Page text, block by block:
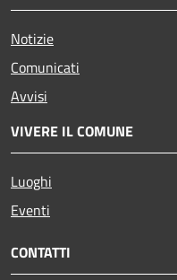
Notizie
Comunicati
Avvisi
VIVERE IL COMUNE
Luoghi
Eventi
CONTATTI